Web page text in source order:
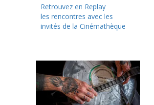
Retrouvez en Replay
les rencontres avec les
invités de la Cinémathèque